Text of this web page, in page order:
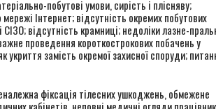
побутові умови, сирість і плісняву;
Інтернет; відсутність окремих побутових
відсутність крамниці; недоліки лазне-
проведення короткострокових побачень у
укриття замість окремої захисної споруди;
фіксація тілесних ушкоджень, обмежене